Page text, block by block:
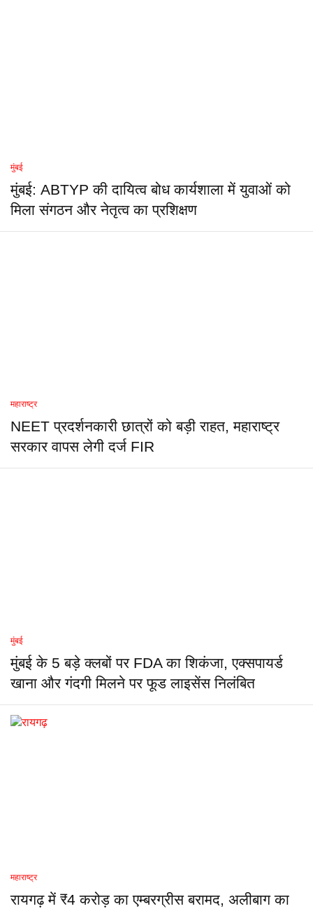
मुंबई
मुंबई: ABTYP की दायित्व बोध कार्यशाला में युवाओं को
मिला संगठन और नेतृत्व का प्रशिक्षण
महाराष्ट्र
NEET प्रदर्शनकारी छात्रों को बड़ी राहत, महाराष्ट्र
सरकार वापस लेगी दर्ज FIR
मुंबई
मुंबई के 5 बड़े क्लबों पर FDA का शिकंजा, एक्सपायर्ड
खाना और गंदगी मिलने पर फूड लाइसेंस निलंबित
महाराष्ट्र
रायगढ़ में ₹4 करोड़ का एम्बरग्रीस बरामद, अलीबाग का